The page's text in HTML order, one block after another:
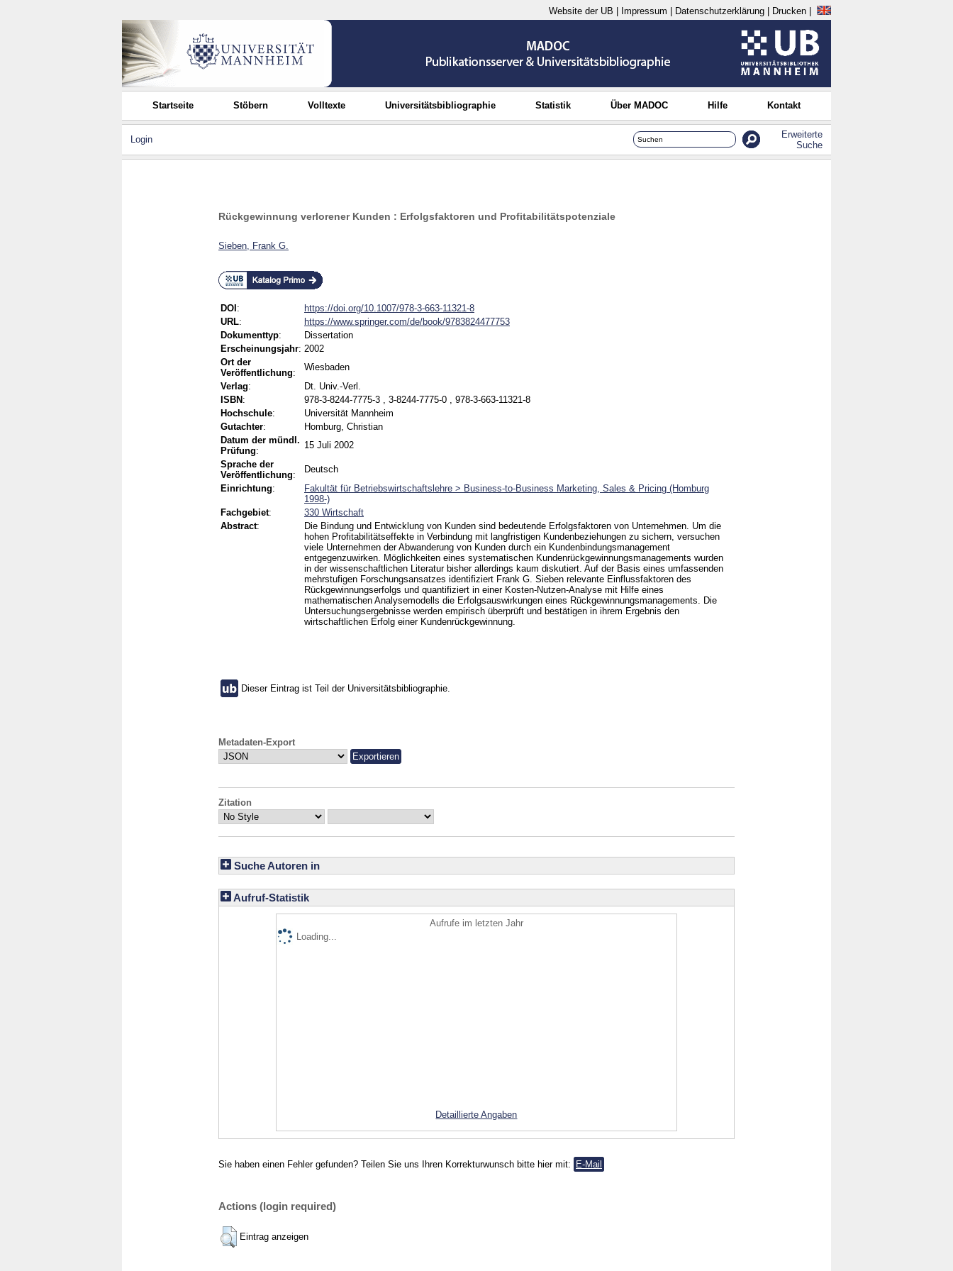
Website der UB Impressum Datenschutzerklärung Drucken
Startseite Stöbern Volltexte Universitätsbibliographie Statistik Über MADOC Hilfe Kontakt
Login
Erweiterte
Suche
Rückgewinnung verlorener Kunden : Erfolgsfaktoren und Profitabilitätspotenziale
Sieben, Frank G.
DOI :
https://doi.org/10.1007/978-3-663-11321-8
URL:
https://www.springer.com/de/book/9783824477753
Dokumenttyp:
Dissertation
Erscheinungsjahr: 2002
Ort der
Veröffentlichung:
Wiesbaden
Verlag:
Dt. Univ.-Verl.
ISBN :
978-3-8244-7775-3 , 3-8244-7775-0 , 978-3-663-11321-8
Hochschule:
Universität Mannheim
Gutachter:
Homburg, Christian
Datum der mündl.
Prüfung:
15 Juli 2002
Sprache der
Veröffentlichung:
Deutsch
Einrichtung:
Fakultät für Betriebswirtschaftslehre > Business-to-Business Marketing, Sales & Pricing (Homburg
1998-)
Fachgebiet:
330 Wirtschaft
Abstract:
Die Bindung und Entwicklung von Kunden sind bedeutende Erfolgsfaktoren von Unternehmen. Um die
hohen Profitabilitätseffekte in Verbindung mit langfristigen Kundenbeziehungen zu sichern, versuchen
viele Unternehmen der Abwanderung von Kunden durch ein Kundenbindungsmanagement
entgegenzuwirken. Möglichkeiten eines systematischen Kundenrückgewinnungsmanagements wurden
in der wissenschaftlichen Literatur bisher allerdings kaum diskutiert. Auf der Basis eines umfassenden
mehrstufigen Forschungsansatzes identifiziert Frank G. Sieben relevante Einflussfaktoren des
Rückgewinnungserfolgs und quantifiziert in einer Kosten-Nutzen-Analyse mit Hilfe eines
mathematischen Analysemodells die Erfolgsauswirkungen eines Rückgewinnungsmanagements. Die
Untersuchungsergebnisse werden empirisch überprüft und bestätigen in ihrem Ergebnis den
wirtschaftlichen Erfolg einer Kundenrückgewinnung.
Dieser Eintrag ist Teil der Universitätsbibliographie.
Metadaten-Export
Zitation
Suche Autoren in
Aufruf-Statistik
Aufrufe im letzten Jahr
Loading...
Detaillierte Angaben
Sie haben einen Fehler gefunden? Teilen Sie uns Ihren Korrekturwunsch bitte hier mit: E-Mail
Actions (login required)
Eintrag anzeigen